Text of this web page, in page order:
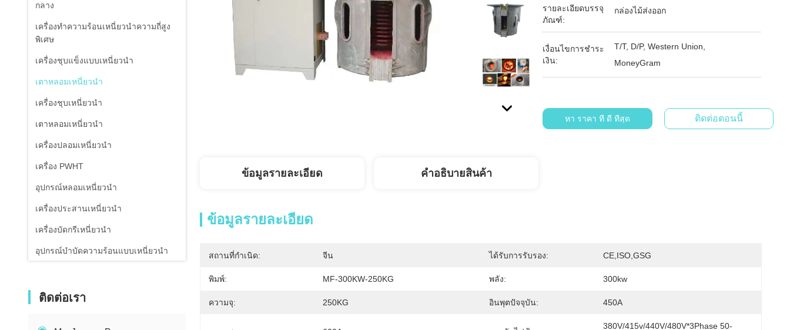
กลาง
เครื่องทำความร้อนเหนี่ยวนำความถี่สูง
พิเศษ
เครื่องชุบแข็งแบบเหนี่ยวนำ
เตาหลอมเหนี่ยวนำ
เครื่องชุบเหนี่ยวนำ
เตาหลอมเหนี่ยวนำ
เครื่องปลอมเหนี่ยวนำ
เครื่อง PWHT
อุปกรณ์หลอมเหนี่ยวนำ
เครื่องประสานเหนี่ยวนำ
เครื่องบัดกรีเหนี่ยวนำ
อุปกรณ์บำบัดความร้อนแบบเหนี่ยวนำ
เครื่องวัดอุณหภูมิอินฟราเรด
ติดต่อเรา
รายละเอียดบรรจุ
ภัณฑ์:
กล่องไม้ส่งออก
เงื่อนไขการชำระ
เงิน:
T/T, D/P, Western Union,
MoneyGram
หา ราคา ที่ ดี ที่สุด ติดต่อตอนนี้
ข้อมูลรายละเอียด คำอธิบายสินค้า
ข้อมูลรายละเอียด
สถานที่กำเนิด: จีน ได้รับการรับรอง: CE,ISO,GSG
พิมพ์: MF-300KW-250KG พลัง: 300kw
ความจุ: 250KG อินพุตปัจจุบัน: 450A
380V/415v/440V/480V*3Phase 50-